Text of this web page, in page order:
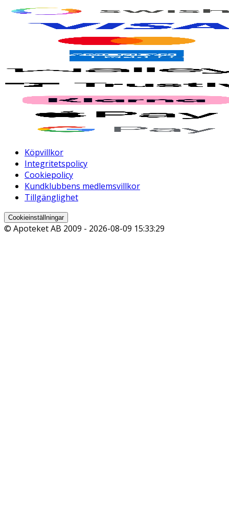
Köpvillkor
Integritetspolicy
Cookiepolicy
Kundklubbens medlemsvillkor
Tillgänglighet
Cookieinställningar
© Apoteket AB 2009 - 2026-08-09 15:33:29